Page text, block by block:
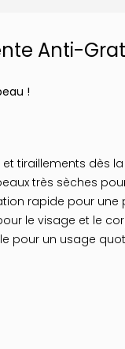
Anti-
!
tiraillements dès
très sèches
rapide pour une
le visage et le
pour un usage